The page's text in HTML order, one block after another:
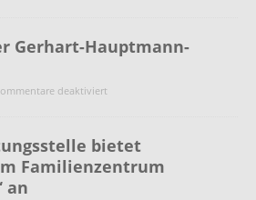
Gerhart-Hauptmann-
deaktiviert
bietet
Familienzentrum
an